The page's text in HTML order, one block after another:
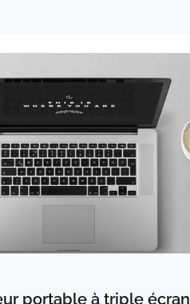
portable à triple écran